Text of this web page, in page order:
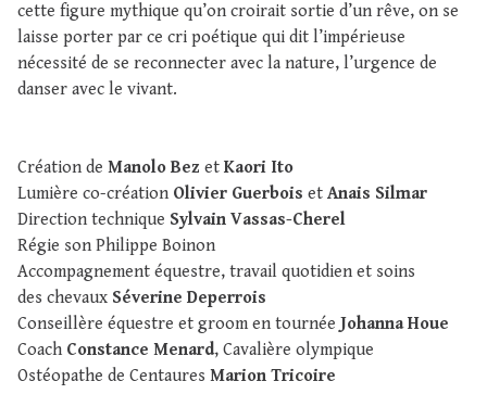
cette figure mythique qu’on croirait sortie d’un rêve, on se
laisse porter par ce cri poétique qui dit l’impérieuse
nécessité de se reconnecter avec la nature, l’urgence de
danser avec le vivant.
Création de Manolo Bez et Kaori Ito
Lumière co-création Olivier Guerbois et Anais Silmar
Direction technique Sylvain Vassas-Cherel
Régie son Philippe Boinon
Accompagnement équestre, travail quotidien et soins
des chevaux Séverine Deperrois
Conseillère équestre et groom en tournéeJohanna Houe
Coach Constance Menard, Cavalière olympique
Ostéopathe de Centaures Marion Tricoire